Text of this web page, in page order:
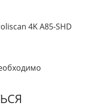
4K A85-SHD